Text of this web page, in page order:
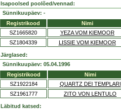
Isapoolsed poolõed/vennad:
Sünnikuupäev: -
Registrikood
Nimi
SZ1665820
YEZA VOM KIEMOOR
SZ1804339
LISSIE VOM KIEMOOR
Järglased:
Sünnikuupäev: 05.04.1996
Registrikood
Nimi
SZ1922184
QUARTZ DEI TEMPLARI
SZ1961777
ZITO VON LENTULO
Läbitud katsed: